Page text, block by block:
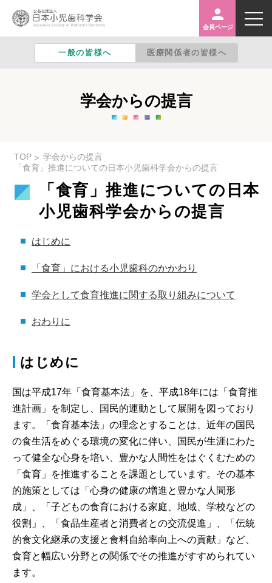
会員ページ
※入力後Google検索に遷移しサイト内検索結果を表示
します
日本小児歯科学会とは
専門医がいる施設の検索
一般の皆様へ
小児歯科受診を考えている方へ
こどもたちの口と歯の質問箱
専門医がいる施設の検索
認定医がいる施設の検索
認定歯科衛生士がいる施設の検索
市民公開講座等のお知らせ
地方会の案内
一般の皆様へ 医療関係者の皆様へ
学会からの提言
TOP
学会からの提言
「食育」推進についての日本小児歯科学会からの提言
「食育」推進についての日本
小児歯科学会からの提言
はじめに
「食育」における小児歯科のかかわり
学会として食育推進に関する取り組みについて
おわりに
はじめに
国は平成17年「食育基本法」を、平成18年には「食育推
進計画」を制定し、国民的運動として展開を図っており
ます。「食育基本法」の理念とすることは、近年の国民
の食生活をめぐる環境の変化に伴い、国民が生涯にわた
って健全な心身を培い、豊かな人間性をはぐくむための
「食育」を推進することを課題としています。その基本
的施策としては「心身の健康の増進と豊かな人間形
成」、「子どもの食育における家庭、地域、学校などの
役割」、「食品生産者と消費者との交流促進」、「伝統
的食文化継承の支援と食料自給率向上への貢献」など、
食育と幅広い分野との関係でその推進がすすめられてい
ます。